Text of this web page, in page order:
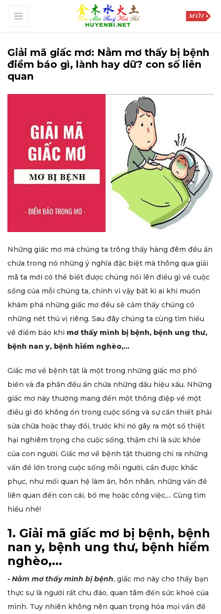
Giải mã giấc mơ: Nằm mơ thấy bị bệnh
điềm báo gì, lành hay dữ? con số liên
quan
Những giấc mơ mà chúng ta trông thấy hàng đêm đều ẩn
chứa trong nó những ý nghĩa đặc biệt mà thông qua giải
mã ta mới có thể biết được chúng nói lên điều gì về cuộc
sống của mỗi chúng ta, chính vì vậy bất kì ai khi muốn
khám phá những giấc mơ đều sẽ cảm thấy chúng có
những nét thú vị riêng. Sau đây chúng ta cùng tìm hiểu
về điềm báo khi mơ thấy mình bị bệnh, bệnh ung thư,
bệnh nan y, bệnh hiểm nghèo,...
Giấc mơ về bệnh tật là một trong những giấc mơ phổ
biến và đa phần đều ẩn chứa những dấu hiệu xấu. Những
giấc mơ này thường mang đến một thông điệp về một
điều gì đó không ổn trong cuộc sống và sự cần thiết phải
sửa chữa hoặc thay đổi, trước khi nó gây ra một số thiệt
hại nghiêm trọng cho cuộc sống, thậm chí là sức khỏe
của con người. Giấc mơ về bệnh tật thường chỉ ra những
vấn đề lớn trong cuộc sống mỗi người, cần được khắc
phục, như mối quan hệ làm ăn, hôn nhân, những vấn đề
liên quan đến con cái, bố mẹ hoặc công việc,... Cùng tìm
hiểu nhé!
1. Giải mã giấc mơ bị bệnh, bệnh
nan y, bệnh ung thư, bệnh hiểm
nghèo,...
- Nằm mơ thấy mình bị bệnh, giấc mơ này cho thấy bạn
thực sự là người rất chu đáo, quan tâm đến sức khoẻ của
mình. Tuy nhiên không nên quan trọng hóa mọi vấn đề